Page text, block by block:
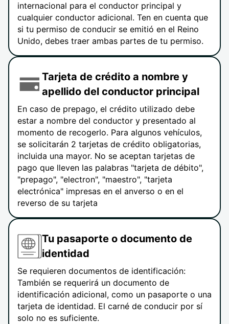
internacional para el conductor principal y
cualquier conductor adicional. Ten en cuenta que
si tu permiso de conducir se emitió en el Reino
Unido, debes traer ambas partes de tu permiso.
Tarjeta de crédito a nombre y
apellido del conductor principal
En caso de prepago, el crédito utilizado debe
estar a nombre del conductor y presentado al
momento de recogerlo. Para algunos vehículos,
se solicitarán 2 tarjetas de crédito obligatorias,
incluida una mayor. No se aceptan tarjetas de
pago que lleven las palabras "tarjeta de débito",
"prepago", "electron", "maestro", "tarjeta
electrónica" impresas en el anverso o en el
reverso de su tarjeta
Tu pasaporte o documento de
identidad
Se requieren documentos de identificación:
También se requerirá un documento de
identificación adicional, como un pasaporte o una
tarjeta de identidad. El carné de conducir por sí
solo no es suficiente.